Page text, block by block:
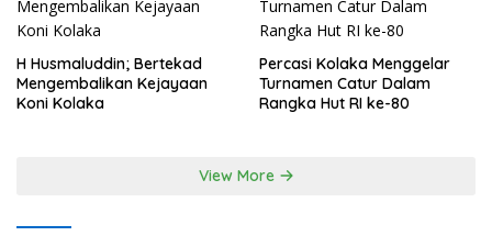
H Husmaluddin; Bertekad
Mengembalikan Kejayaan
Koni Kolaka
Percasi Kolaka Menggelar
Turnamen Catur Dalam
Rangka Hut RI ke-80
View More